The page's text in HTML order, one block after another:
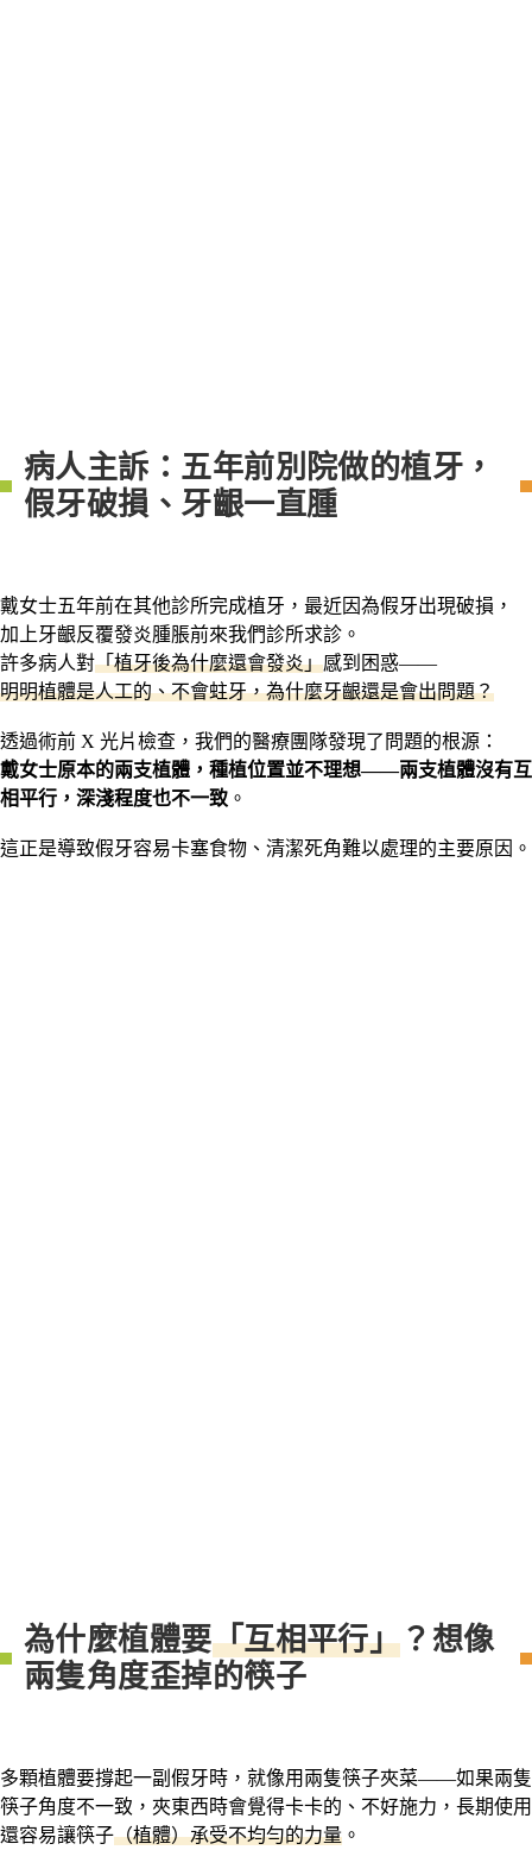
病人主訴：五年前別院做的植牙，
假牙破損、牙齦一直腫
戴女士五年前在其他診所完成植牙，最近因為假牙出現破損，
加上牙齦反覆發炎腫脹前來我們診所求診。
許多病人對「植牙後為什麼還會發炎」感到困惑——
明明植體是人工的、不會蛀牙，為什麼牙齦還是會出問題？
透過術前 X 光片檢查，我們的醫療團隊發現了問題的根源：
戴女士原本的兩支植體，種植位置並不理想——兩支植體沒有互
相平行，深淺程度也不一致 。
這正是導致假牙容易卡塞食物、清潔死角難以處理的主要原因。
為什麼植體要「互相平行」 ？想像
兩隻角度歪掉的筷子
多顆植體要撐起一副假牙時，就像用兩隻筷子夾菜——如果兩隻
筷子角度不一致，夾東西時會覺得卡卡的、不好施力，長期使用
還容易讓筷子（植體）承受不均勻的力量 。